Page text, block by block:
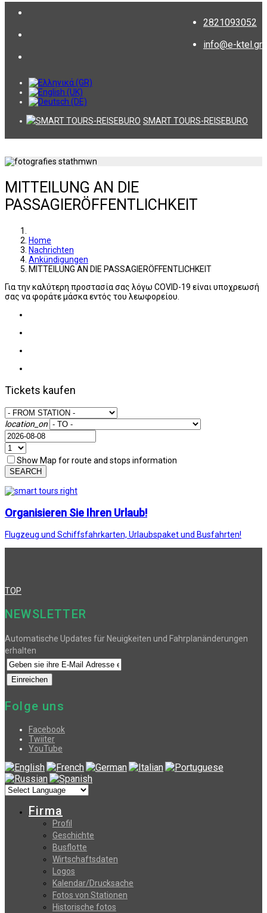
2821093052
info@e-ktel.gr
SMART TOURS-REISEBURO
MITTEILUNG AN DIE
PASSAGIERÖFFENTLICHKEIT
Home
Nachrichten
Ankündigungen
MITTEILUNG AN DIE PASSAGIERÖFFENTLICHKEIT
Για την καλύτερη προστασία σας λόγω COVID-19 είναι υποχρεωσή
σας να φοράτε μάσκα εντός του λεωφορείου.
Tickets kaufen
location_on
Show Map for route and stops information
SEARCH
Organisieren Sie Ihren Urlaub!
Flugzeug und Schiffsfahrkarten, Urlaubspaket und Busfahrten!
TOP
NEWSLETTER
Automatische Updates für Neuigkeiten und Fahrplanänderungen
erhalten
Folge uns
Facebook
Twiiter
YouTube
Firma
Profil
Geschichte
Busflotte
Wirtschaftsdaten
Logos
Kalendar/Drucksache
Fotos von Stationen
Historische fotos